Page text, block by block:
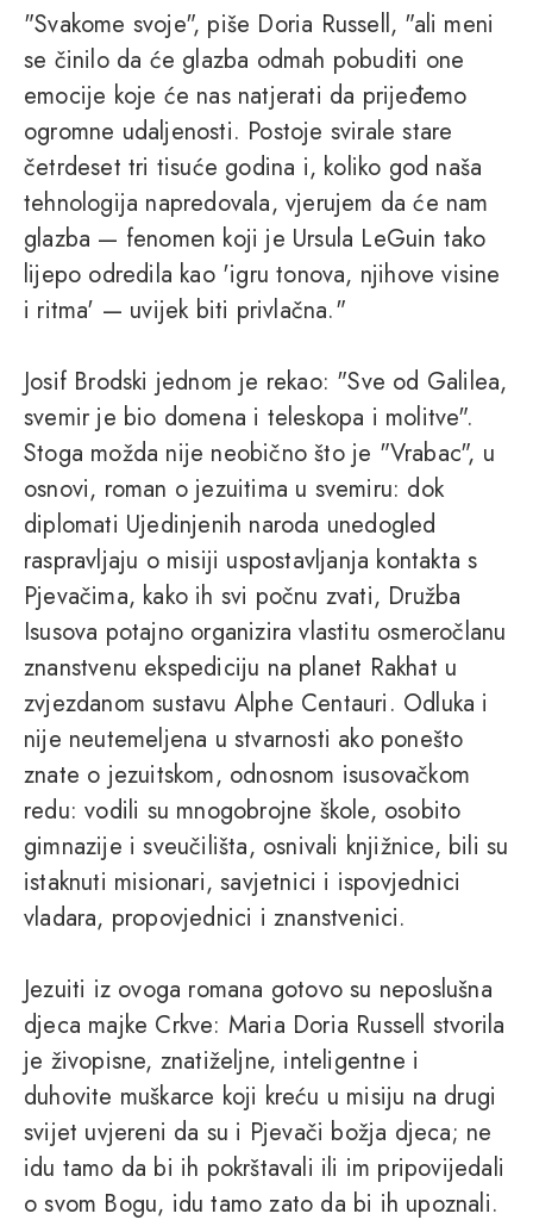
"Svakome svoje", piše Doria Russell, "ali meni
se činilo da će glazba odmah pobuditi one
emocije koje će nas natjerati da prijeđemo
ogromne udaljenosti. Postoje svirale stare
četrdeset tri tisuće godina i, koliko god naša
tehnologija napredovala, vjerujem da će nam
glazba — fenomen koji je Ursula LeGuin tako
lijepo odredila kao 'igru tonova, njihove visine
i ritma' — uvijek biti privlačna."
Josif Brodski jednom je rekao: "Sve od Galilea,
svemir je bio domena i teleskopa i molitve".
Stoga možda nije neobično što je "Vrabac", u
osnovi, roman o jezuitima u svemiru: dok
diplomati Ujedinjenih naroda unedogled
raspravljaju o misiji uspostavljanja kontakta s
Pjevačima, kako ih svi počnu zvati, Družba
Isusova potajno organizira vlastitu osmeročlanu
znanstvenu ekspediciju na planet Rakhat u
zvjezdanom sustavu Alphe Centauri. Odluka i
nije neutemeljena u stvarnosti ako ponešto
znate o jezuitskom, odnosnom isusovačkom
redu: vodili su mnogobrojne škole, osobito
gimnazije i sveučilišta, osnivali knjižnice, bili su
istaknuti misionari, savjetnici i ispovjednici
vladara, propovjednici i znanstvenici.
Jezuiti iz ovoga romana gotovo su neposlušna
djeca majke Crkve: Maria Doria Russell stvorila
je živopisne, znatiželjne, inteligentne i
duhovite muškarce koji kreću u misiju na drugi
svijet uvjereni da su i Pjevači božja djeca; ne
idu tamo da bi ih pokrštavali ili im pripovijedali
o svom Bogu, idu tamo zato da bi ih upoznali.